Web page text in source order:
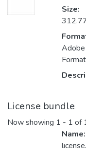
Size:
Format
License bundle
Now showing 1 - 1 of
Name: